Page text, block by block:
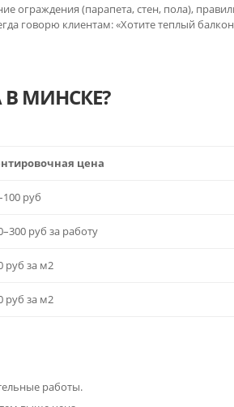
ограждения (парапета, стен, пола),
говорю клиентам: «Хотите теплый
МИНСКЕ?
цена
руб
руб за работу
руб за м2
руб за м2
работы.